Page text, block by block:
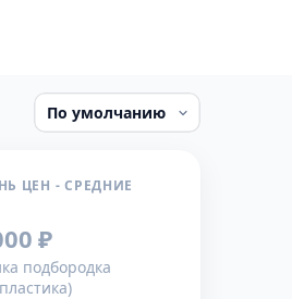
ЦЕН - СРЕДНИЕ
₽
подбородка